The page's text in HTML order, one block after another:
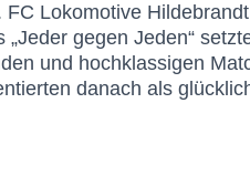
Lokomotive Hildebrandt
gegen Jeden“
und hochklassigen
danach als